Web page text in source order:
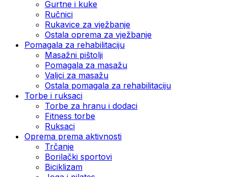
Gurtne i kuke
Ručnici
Rukavice za vježbanje
Ostala oprema za vježbanje
Pomagala za rehabilitaciju
Masažni pištolji
Pomagala za masažu
Valjci za masažu
Ostala pomagala za rehabilitaciju
Torbe i ruksaci
Torbe za hranu i dodaci
Fitness torbe
Ruksaci
Oprema prema aktivnosti
Trčanje
Borilački sportovi
Biciklizam